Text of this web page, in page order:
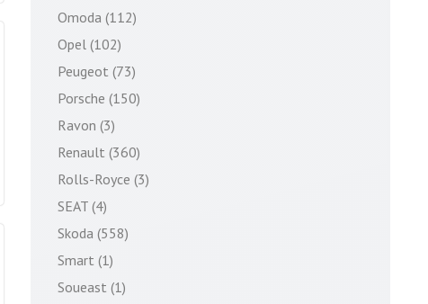
Omoda (112)
Opel (102)
Peugeot (73)
Porsche (150)
Ravon (3)
Renault (360)
Rolls-Royce (3)
SEAT (4)
Skoda (558)
Smart (1)
Soueast (1)